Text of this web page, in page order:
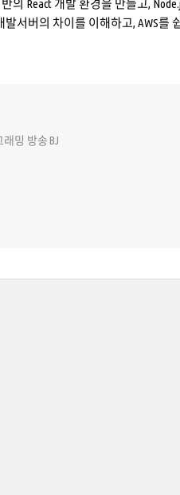
React 개발 환경을 만들고,
서버의 차이를 이해하고, AWS를
래밍 방송 BJ